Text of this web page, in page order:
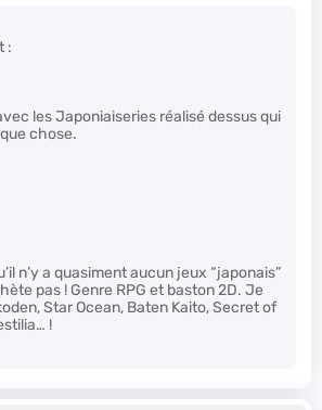
:
les Japoniaiseries réalisé dessus qui
chose.
n’y a quasiment aucun jeux “japonais”
pas ! Genre RPG et baston 2D. Je
Star Ocean, Baten Kaito, Secret of
!